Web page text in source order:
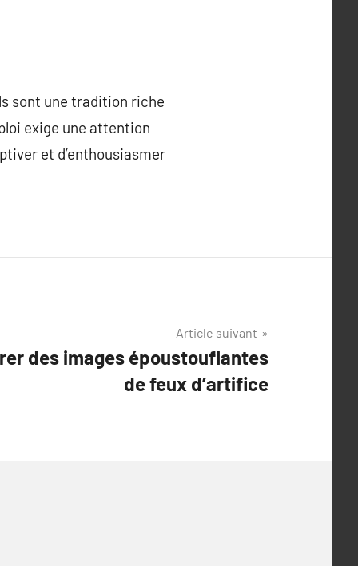
sont une tradition riche
exige une attention
et d’enthousiasmer
Article suivant
des images époustouflantes
de feux d’artifice